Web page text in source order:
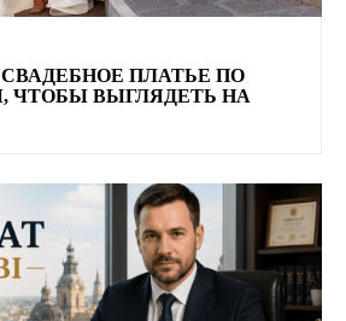
ПЛАТЬЕ ПО
ЧТОБЫ ВЫГЛЯДЕТЬ НА